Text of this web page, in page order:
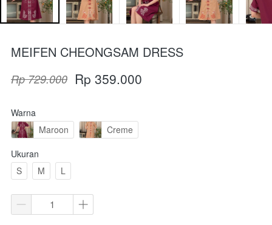
MEIFEN CHEONGSAM DRESS
Rp 729.000 Rp 359.000
Warna
Maroon
Creme
Ukuran
S
M L